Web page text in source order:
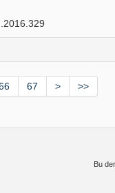
67 > >>
Bu